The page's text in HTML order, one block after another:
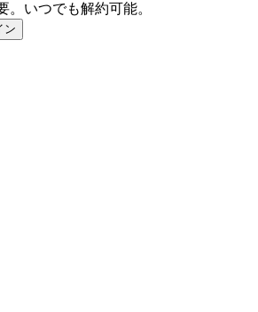
。いつでも解約可能。
ン